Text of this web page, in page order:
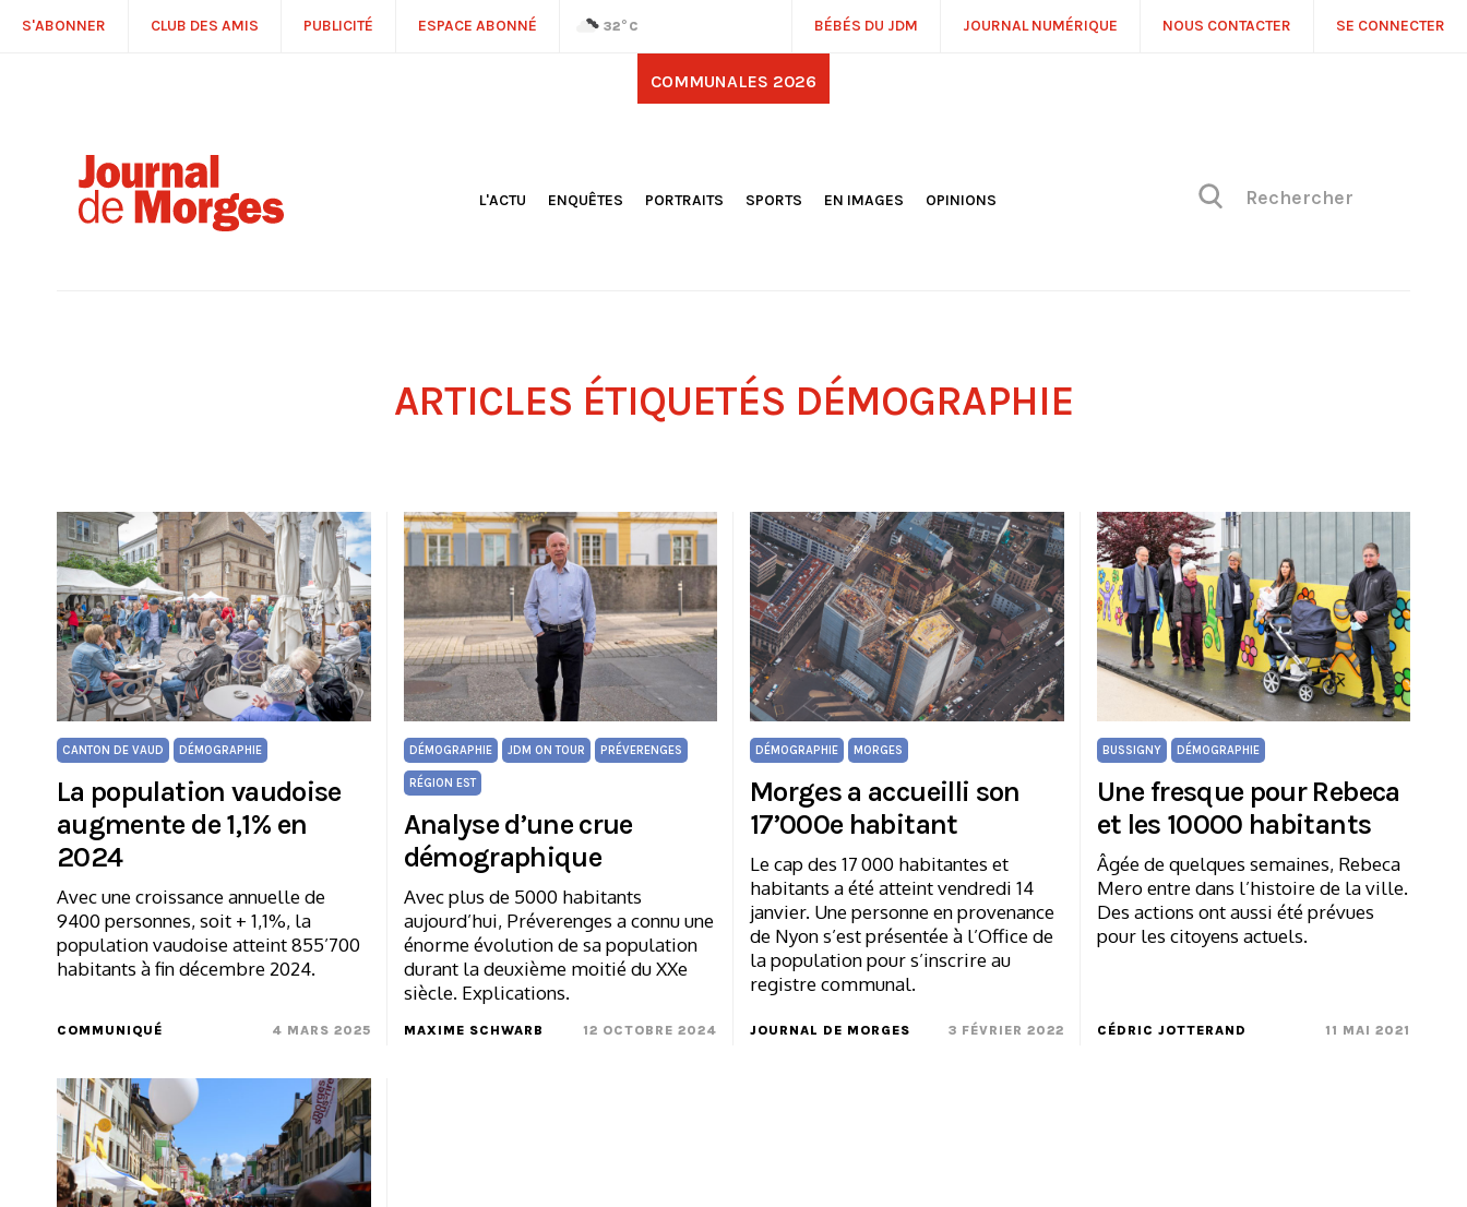
S'ABONNER CLUB DES AMIS PUBLICITÉ ESPACE ABONNÉ 32°C BÉBÉS DU JDM JOURNAL NUMÉRIQUE NOUS CONTACTER SE CONNECTER
COMMUNALES 2026
L'ACTU
ENQUÊTES PORTRAITS
SPORTS
EN IMAGES
OPINIONS
ARTICLES ÉTIQUETÉS DÉMOGRAPHIE
CANTON DE VAUD DÉMOGRAPHIE
La population vaudoise
augmente de 1,1% en
2024
Avec une croissance annuelle de
9400 personnes, soit + 1,1%, la
population vaudoise atteint 855’700
habitants à fin décembre 2024.
COMMUNIQUÉ 4 MARS 2025
DÉMOGRAPHIE JDM ON TOUR PRÉVERENGES
RÉGION EST
Analyse d’une crue
démographique
Avec plus de 5000 habitants
aujourd’hui, Préverenges a connu une
énorme évolution de sa population
durant la deuxième moitié du XXe
siècle. Explications.
MAXIME SCHWARB 12 OCTOBRE 2024
DÉMOGRAPHIE MORGES
Morges a accueilli son
17’000e habitant
Le cap des 17 000 habitantes et
habitants a été atteint vendredi 14
janvier. Une personne en provenance
de Nyon s’est présentée à l’Office de
la population pour s’inscrire au
registre communal.
JOURNAL DE MORGES 3 FÉVRIER 2022
BUSSIGNY DÉMOGRAPHIE
Une fresque pour Rebeca
et les 10000 habitants
Âgée de quelques semaines, Rebeca
Mero entre dans l’histoire de la ville.
Des actions ont aussi été prévues
pour les citoyens actuels.
CÉDRIC JOTTERAND 11 MAI 2021